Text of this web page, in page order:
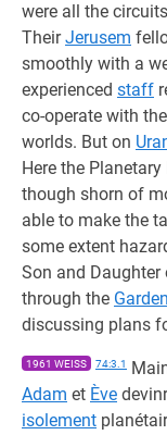
were all the
TheirJerusem
smoothly with a
experienced staff
co-operate with
worlds. But on
Here the
though shorn of
able to make the
some extent
Son and
through the Garden
discussing plans
1961 WEISS 74:3.1
Adam et Ève
isolement